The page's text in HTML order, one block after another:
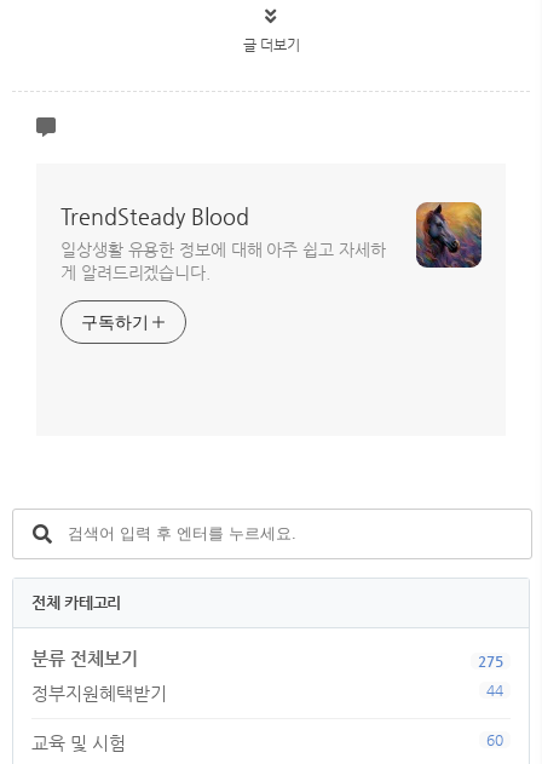
글 더보기
TrendSteady Blood
일상생활 유용한 정보에 대해 아주 쉽고 자세하
게 알려드리겠습니다.
구독하기
전체 카테고리
분류 전체보기 275
정부지원혜택받기 44
교육 및 시험 60